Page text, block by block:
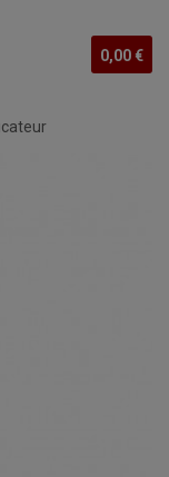
0,00 €